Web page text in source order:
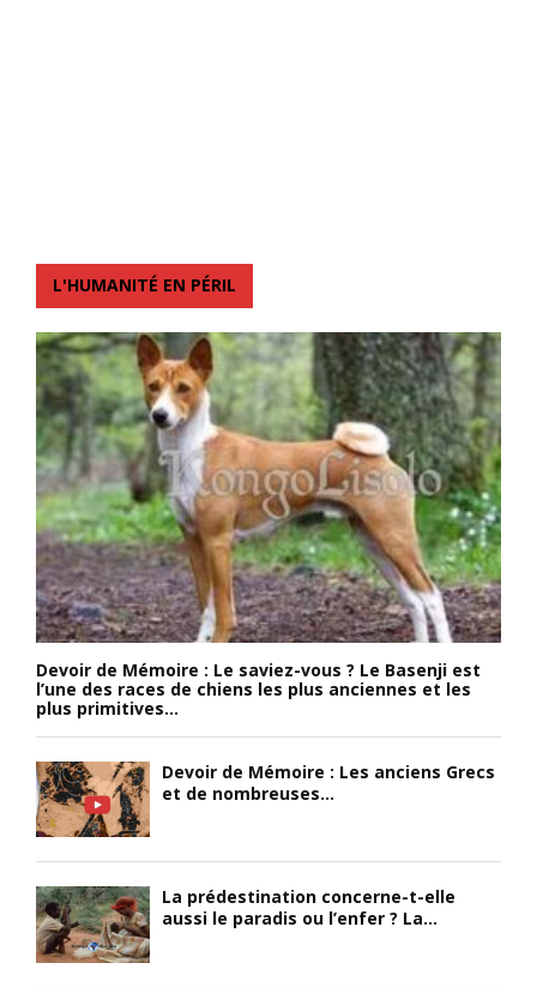
L'HUMANITÉ EN PÉRIL
Devoir de Mémoire : Le saviez-vous ? Le Basenji est
l’une des races de chiens les plus anciennes et les
plus primitives...
Devoir de Mémoire : Les anciens Grecs
et de nombreuses...
La prédestination concerne-t-elle
aussi le paradis ou l’enfer ? La...